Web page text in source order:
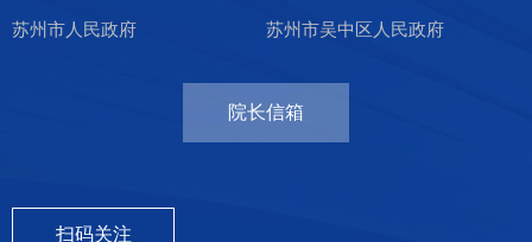
苏州市人民政府 苏州市吴中区人民政府
院长信箱
扫码关注